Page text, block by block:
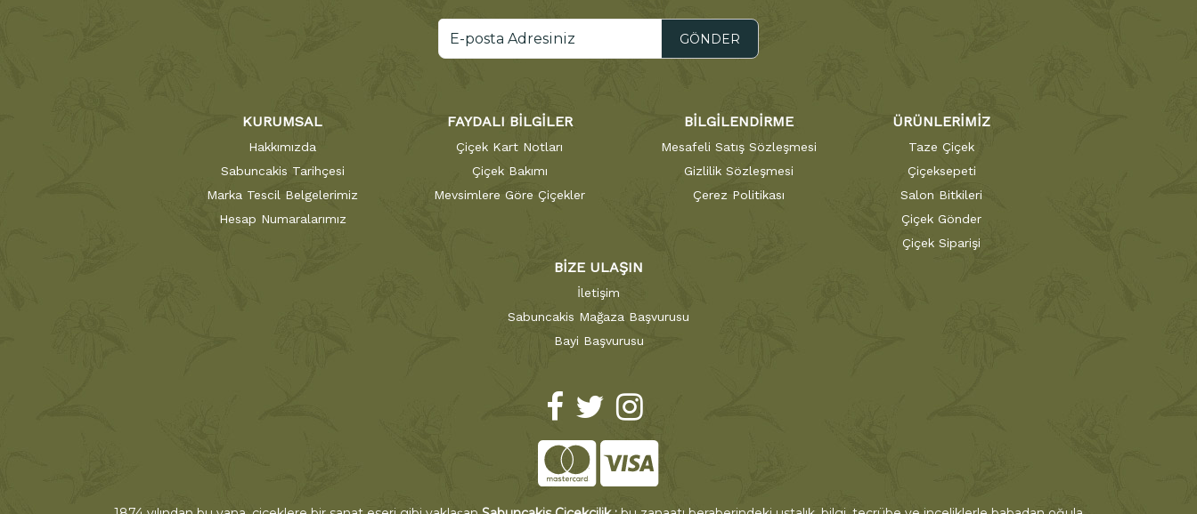
GÖNDER
KURUMSAL
Hakkımızda
Sabuncakis Tarihçesi
Marka Tescil Belgelerimiz
Hesap Numaralarımız
FAYDALI BİLGİLER
Çiçek Kart Notları
Çiçek Bakımı
Mevsimlere Göre Çiçekler
BİLGİLENDİRME
Mesafeli Satış Sözleşmesi
Gizlilik Sözleşmesi
Çerez Politikası
ÜRÜNLERİMİZ
Taze Çiçek
Çiçeksepeti
Salon Bitkileri
Çiçek Gönder
Çiçek Siparişi
BİZE ULAŞIN
İletişim
Sabuncakis Mağaza Başvurusu
Bayi Başvurusu